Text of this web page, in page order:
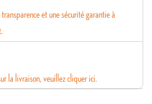
et une sécurité garantie à
la livraison, veuillez cliquer ici.